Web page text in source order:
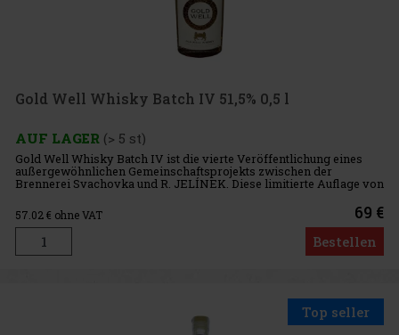
Gold Well Whisky Batch IV 51,5% 0,5 l
AUF LAGER (> 5 st)
Gold Well Whisky Batch IV ist die vierte Veröffentlichung eines
außergewöhnlichen Gemeinschaftsprojekts zwischen der
Brennerei Svachovka und R. JELÍNEK. Diese limitierte Auflage von
Böhmen,
57.02€ ohne VAT 69 €
Bestellen
Top seller